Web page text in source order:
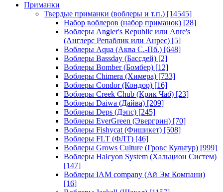
Приманки
Твердые приманки (воблеры и т.п.) [14545]
Набор воблеров (набор приманок) [28]
Воблеры Angler's Republic или Anre's
(Англерс Репаблик или Анрес) [5]
Воблеры Aqua (Аква С.-Пб.) [648]
Воблеры Bassday (Бассдей) [2]
Воблеры Bomber (Бомбер) [12]
Воблеры Chimera (Химера) [733]
Воблеры Condor (Кондор) [16]
Воблеры Creek Chub (Крик Чаб) [23]
Воблеры Daiwa (Дайва) [209]
Воблеры Deps (Дэпс) [245]
Воблеры EverGreen (Эвергрин) [70]
Воблеры Fishycat (Фишикет) [508]
Воблеры FLT (ФЛТ) [46]
Воблеры Grows Culture (Гровс Культур) [999]
Воблеры Halcyon System (Хальцион Систем)
[147]
Воблеры IAM company (Ай Эм Компани)
[16]